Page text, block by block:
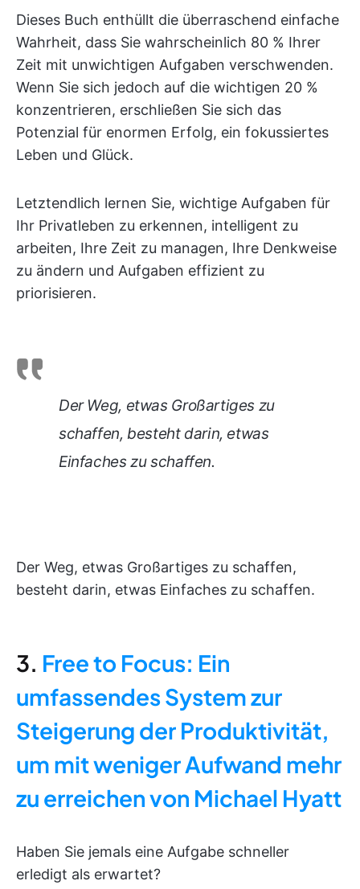
Dieses Buch enthüllt die überraschend einfache
Wahrheit, dass Sie wahrscheinlich 80 % Ihrer
Zeit mit unwichtigen Aufgaben verschwenden.
Wenn Sie sich jedoch auf die wichtigen 20 %
konzentrieren, erschließen Sie sich das
Potenzial für enormen Erfolg, ein fokussiertes
Leben und Glück.
Letztendlich lernen Sie, wichtige Aufgaben für
Ihr Privatleben zu erkennen, intelligent zu
arbeiten, Ihre Zeit zu managen, Ihre Denkweise
zu ändern und Aufgaben effizient zu
priorisieren.
Der Weg, etwas Großartiges zu
schaffen, besteht darin, etwas
Einfaches zu schaffen.
Der Weg, etwas Großartiges zu schaffen,
besteht darin, etwas Einfaches zu schaffen.
3. Free to Focus: Ein
umfassendes System zur
Steigerung der Produktivität,
um mit weniger Aufwand mehr
zu erreichen von Michael Hyatt
Haben Sie jemals eine Aufgabe schneller
erledigt als erwartet?